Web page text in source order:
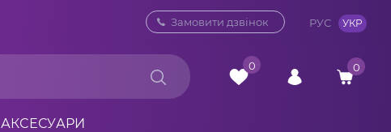
0 800 33 10 32
Замовити дзвінок РУС УКР
0 0
АКСЕСУАРИ